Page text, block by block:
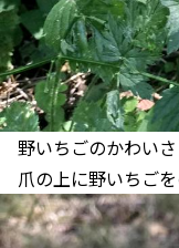
野いちごのかわい
爪の上に野いちご